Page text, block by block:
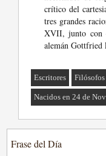
crítico del
tres grandes
XVII, junto con
alemán Gottfried
Escritores Filósofos
Nacidos en 24 de
Frase del Día